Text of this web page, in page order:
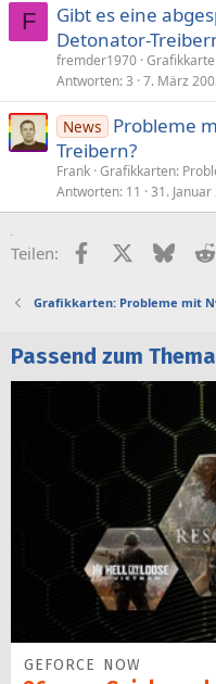
F
Gibt es eine
Detonator-
fremder1970
Antworten 3 7. März
News
Probleme
Treibern?
Frank Grafikkarten:
Antworten 11 31.
Teilen: FacebookX (Twitter)
Grafikkarten: Probleme mit
Passend zum Thema
GEFORCE NOW